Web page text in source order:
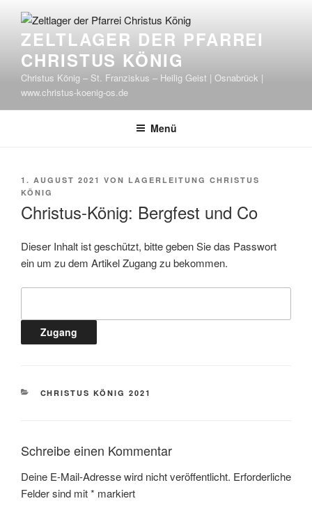
Inhalt
springenZELTLAGER DER PFARREI
CHRISTUS KÖNIG
Christus König – St. Franziskus – Heilig Geist | Osnabrück |
www.christus-koenig-os.de
Menü
VERÖFFENTLICHT
AM
1. AUGUST 2021 VON LAGERLEITUNG CHRISTUS
KÖNIG
Christus-König: Bergfest und Co
Dieser Inhalt ist geschützt, bitte geben Sie das Passwort
ein um zu dem Artikel Zugang zu bekommen.
KATEGORIEN
CHRISTUS KÖNIG 2021
Schreibe einen Kommentar
Deine E-Mail-Adresse wird nicht veröffentlicht. Erforderliche
Felder sind mit* markiert